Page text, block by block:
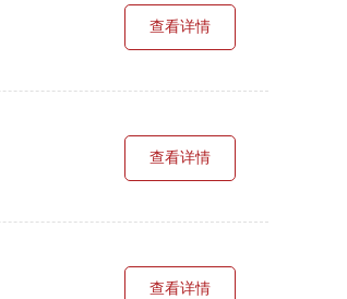
查看详情
查看详情
查看详情